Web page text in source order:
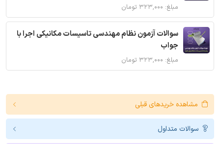
مبلغ: ۳۲۳,۰۰۰ تومان
سوالات آزمون نظام مهندسی تاسیسات مکانیکی اجرا با
جواب
مبلغ: ۳۲۳,۰۰۰ تومان
مشاهده خریدهای قبلی
سوالات متداول